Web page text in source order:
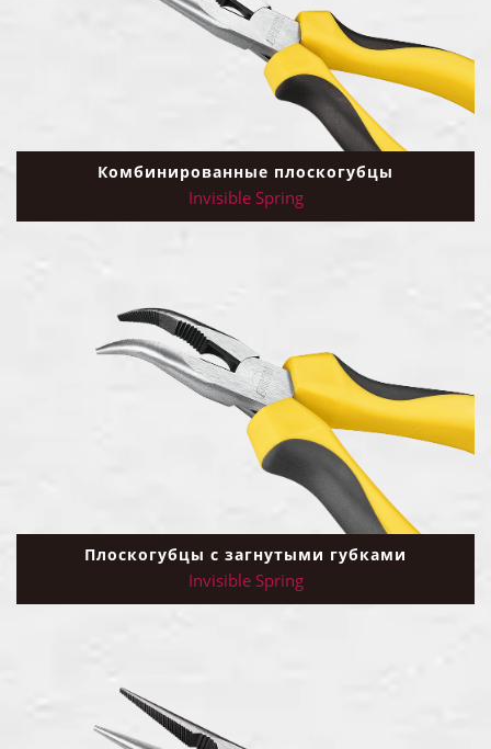
Комбинированные плоскогубцы
Invisible Spring
Плоскогубцы с загнутыми губками
Invisible Spring